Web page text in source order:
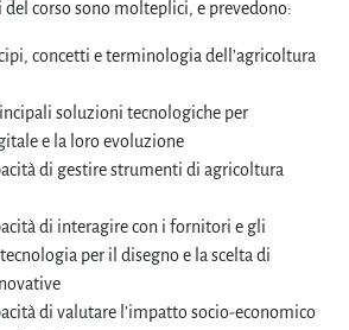
corso sono molteplici, e prevedono:
concetti e terminologia dell’agricoltura
soluzioni tecnologiche per
e la loro evoluzione
di gestire strumenti di agricoltura
di interagire con i fornitori e gli
per il disegno e la scelta di
di valutare l’impatto socio-economico